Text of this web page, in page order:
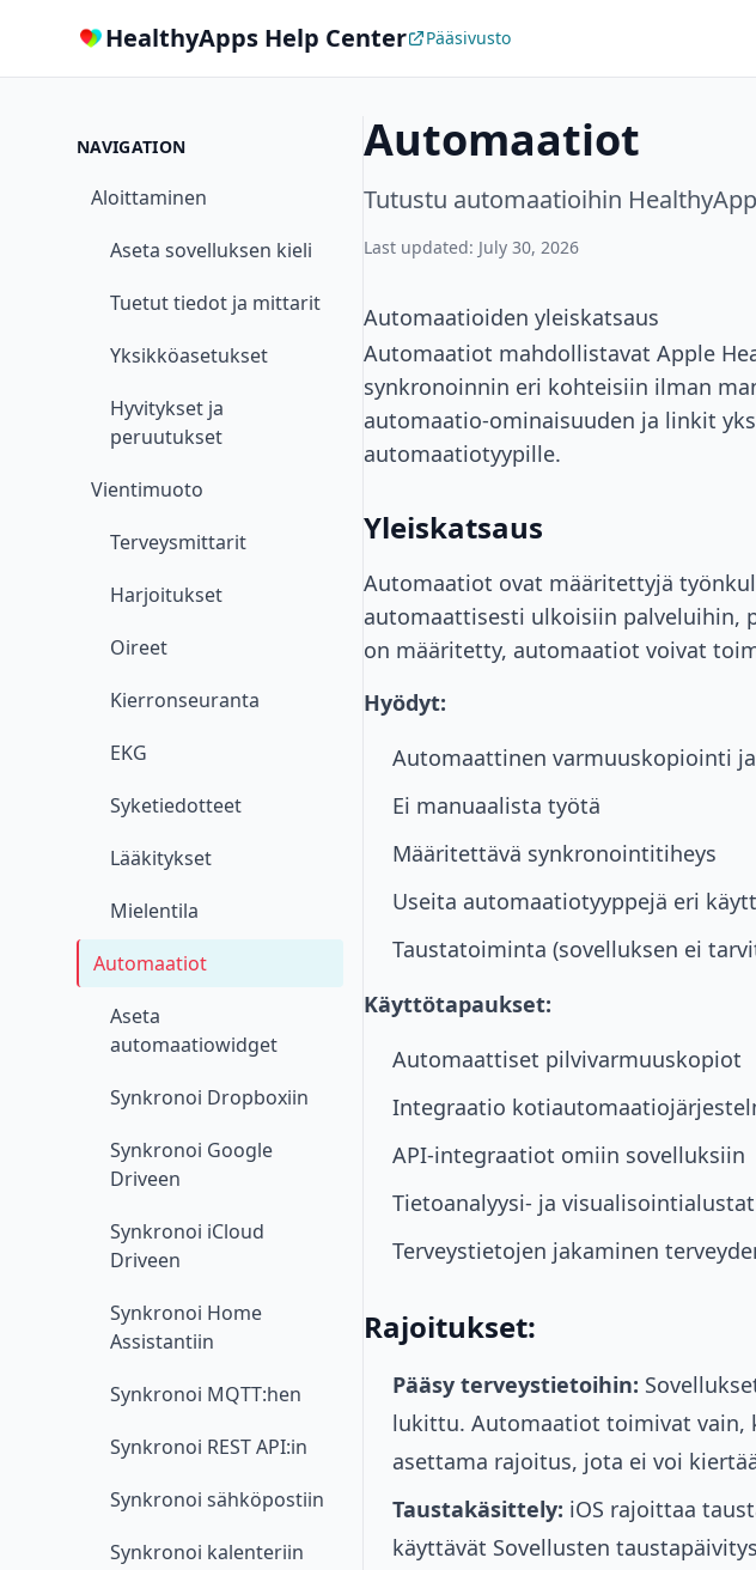
HealthyApps Help Center Pääsivusto
NAVIGATION
Aloittaminen
Aseta sovelluksen kieli
Tuetut tiedot ja mittarit
Yksikköasetukset
Hyvitykset ja
peruutukset
Vientimuoto
Terveysmittarit
Harjoitukset
Oireet
Kierronseuranta
EKG
Syketiedotteet
Lääkitykset
Mielentila
Automaatiot
Aseta
automaatiowidget
Synkronoi Dropboxiin
Synkronoi Google
Driveen
Synkronoi iCloud
Driveen
Synkronoi Home
Assistantiin
Synkronoi MQTT:hen
Synkronoi REST API:in
Synkronoi sähköpostiin
Synkronoi kalenteriin
Automaatiot
Tutustu automaatioihin
Last updated: July 30, 2026
Automaatioiden yleiskatsaus
Automaatiot mahdollistavat Apple
synkronoinnin eri kohteisiin ilman
automaatio-ominaisuuden ja linkit
automaatiotyypille.
Yleiskatsaus
Automaatiot ovat määritettyjä
automaattisesti ulkoisiin palveluihin,
on määritetty, automaatiot voivat
Hyödyt:
Automaattinen varmuuskopiointi
Ei manuaalista työtä
Määritettävä synkronointitiheys
Useita automaatiotyyppejä eri
Taustatoiminta (sovelluksen ei
Käyttötapaukset:
Automaattiset pilvivarmuuskopiot
Integraatio
API-integraatiot omiin sovelluksiin
Tietoanalyysi- ja visualisointialustat
Terveystietojen jakaminen
Rajoitukset:
Pääsy terveystietoihin:
lukittu. Automaatiot toimivat vain,
asettama rajoitus, jota ei voi
Taustakäsittely: iOS rajoittaa
käyttävät Sovellusten